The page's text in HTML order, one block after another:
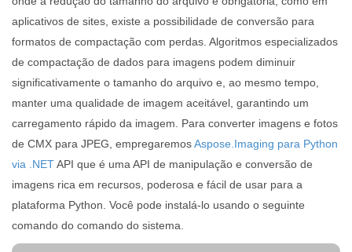
aplicativos de sites, existe a possibilidade de conversão para
formatos de compactação com perdas. Algoritmos especializados
de compactação de dados para imagens podem diminuir
significativamente o tamanho do arquivo e, ao mesmo tempo,
manter uma qualidade de imagem aceitável, garantindo um
carregamento rápido da imagem. Para converter imagens e fotos
de CMX para JPEG, empregaremosAspose.Imaging para Python
via .NETAPI que é uma API de manipulação e conversão de
imagens rica em recursos, poderosa e fácil de usar para a
plataforma Python. Você pode instalá-lo usando o seguinte
comando do comando do sistema.